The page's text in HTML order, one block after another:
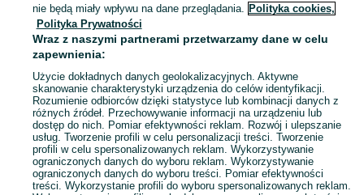
Mapa kategorii
Mapa miejscowości
Mapa ministron
Popularne wyszukiwania
nie będą miały wpływu na dane przeglądania. Polityka cookies,
Polityka Prywatności
Wraz z naszymi partnerami przetwarzamy dane w celu
zapewnienia:
Użycie dokładnych danych geolokalizacyjnych. Aktywne
skanowanie charakterystyki urządzenia do celów identyfikacji.
Rozumienie odbiorców dzięki statystyce lub kombinacji danych z
różnych źródeł. Przechowywanie informacji na urządzeniu lub
dostęp do nich. Pomiar efektywności reklam. Rozwój i ulepszanie
usług. Tworzenie profili w celu personalizacji treści. Tworzenie
profili w celu spersonalizowanych reklam. Wykorzystywanie
ograniczonych danych do wyboru reklam. Wykorzystywanie
ograniczonych danych do wyboru treści. Pomiar efektywności
treści. Wykorzystanie profili do wyboru spersonalizowanych reklam.